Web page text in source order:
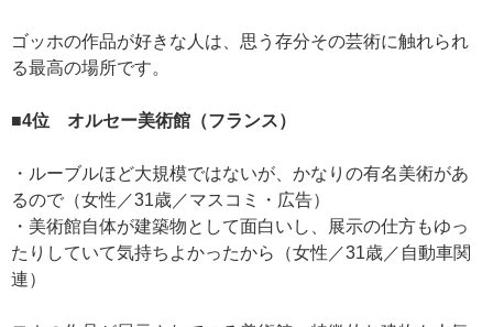
ゴッホの作品が好きな人は、思う存分その芸術に触れられ
る最高の場所です。
■4位 オルセー美術館（フランス）
・ルーブルほど大規模ではないが、かなりの有名美術があ
るので（女性／31歳／マスコミ・広告）
・美術館自体が建築物として面白いし、展示の仕方もゆっ
たりしていて気持ちよかったから（女性／31歳／自動車関
連）